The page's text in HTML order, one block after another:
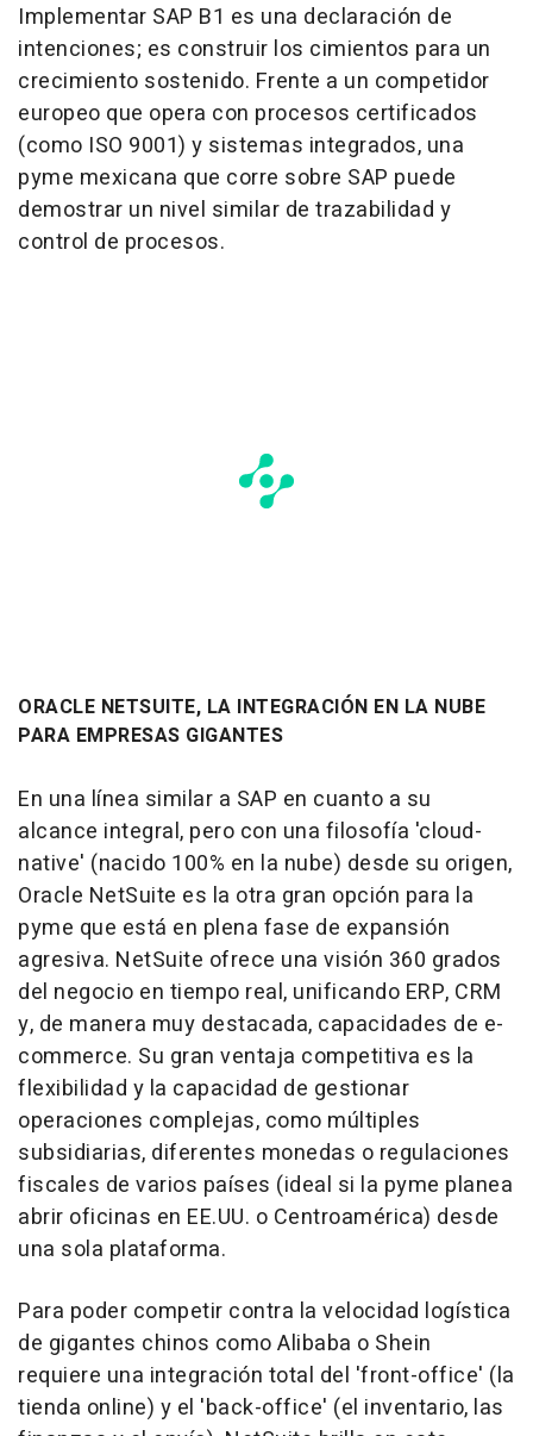
Implementar SAP B1 es una declaración de
intenciones; es construir los cimientos para un
crecimiento sostenido. Frente a un competidor
europeo que opera con procesos certificados
(como ISO 9001) y sistemas integrados, una
pyme mexicana que corre sobre SAP puede
demostrar un nivel similar de trazabilidad y
control de procesos.
ORACLE NETSUITE, LA INTEGRACIÓN EN LA NUBE
PARA EMPRESAS GIGANTES
En una línea similar a SAP en cuanto a su
alcance integral, pero con una filosofía 'cloud-
native' (nacido 100% en la nube) desde su origen,
Oracle NetSuite es la otra gran opción para la
pyme que está en plena fase de expansión
agresiva. NetSuite ofrece una visión 360 grados
del negocio en tiempo real, unificando ERP, CRM
y, de manera muy destacada, capacidades de e-
commerce. Su gran ventaja competitiva es la
flexibilidad y la capacidad de gestionar
operaciones complejas, como múltiples
subsidiarias, diferentes monedas o regulaciones
fiscales de varios países (ideal si la pyme planea
abrir oficinas en EE.UU. o Centroamérica) desde
una sola plataforma.
Para poder competir contra la velocidad logística
de gigantes chinos como Alibaba o Shein
requiere una integración total del 'front-office' (la
tienda online) y el 'back-office' (el inventario, las